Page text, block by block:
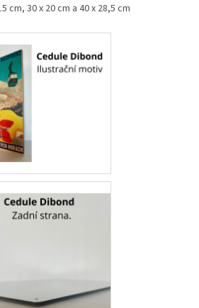
cm, 30 x 20 cm a 40 x 28,5 cm